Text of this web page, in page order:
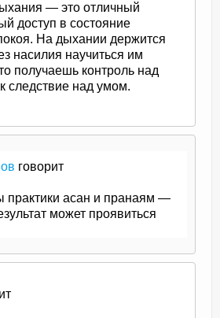
— это отличный
доступ в состояние
На дыхании держится
насилия научиться им
получаешь контроль над
следствие над умом.
говорит
практики асан и пранаям —
может проявиться